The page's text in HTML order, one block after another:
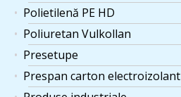
Polietilenă PE HD
Poliuretan Vulkollan
Presetupe
Prespan carton electroizolant